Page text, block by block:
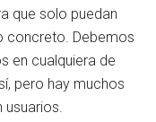
que solo puedan
concreto. Debemos
en cualquiera de
pero hay muchos